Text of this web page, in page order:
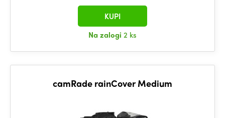
Na zalogi 2 ks
KUPI
camRade rainCover Medium